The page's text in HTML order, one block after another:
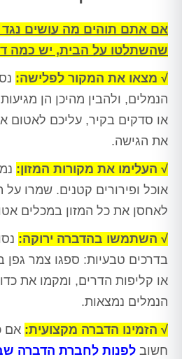
אם אתם תוהים מה עושים נגד
שהשתלטו על הבית, יש כמה
√ מצאו את המקור לפלישה:
הנמלים, ולהבין מהיכן הן
או סדקים בקיר, עליכם לאטום
את הגישה.
√ העלימו את מקורות המזון:
אוכל ופירורים קטנים. שמרו על
לאחסן את כל המזון במכלים
√ השתמשו בהדברה ירוקה:
בדרכים טבעיות: ספגו צמר
או קליפות הדרים, ומקמו את
הנמלים נמצאות.
√ הזמינו הדברה מקצועית: אם
חשוב לפנות לחברת הדברה